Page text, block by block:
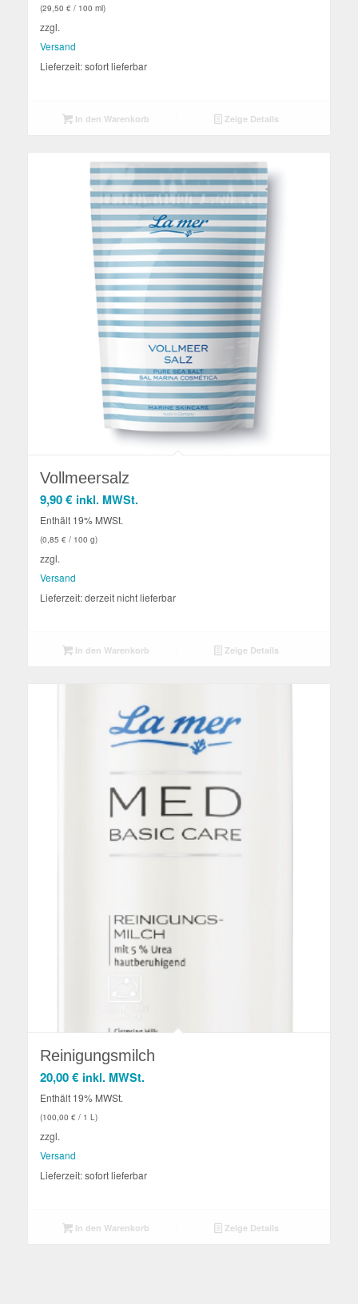
(29,50 €/ 100 ml)
zzgl.
Versand
Lieferzeit: sofort lieferbar
In den Warenkorb Zeige Details
Vollmeersalz
9,90€ inkl. MWSt.
Enthält 19% MWSt.
(0,85 €/ 100 g)
zzgl.
Versand
Lieferzeit: derzeit nicht lieferbar
In den Warenkorb Zeige Details
Reinigungsmilch
20,00€ inkl. MWSt.
Enthält 19% MWSt.
(100,00 €/ 1 L)
zzgl.
Versand
Lieferzeit: sofort lieferbar
In den Warenkorb Zeige Details